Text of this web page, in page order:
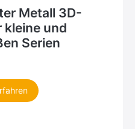
Metall 3D-
kleine und
Serien